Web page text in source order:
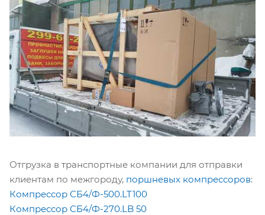
Отгрузка в транспортные компании для отправки
клиентам по межгороду, поршневых компрессоров:
Компрессор СБ4/Ф-500.LT100
Компрессор СБ4/Ф-270.LB 50